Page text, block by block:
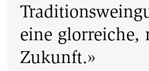
eine glorreiche,
Zukunft.»